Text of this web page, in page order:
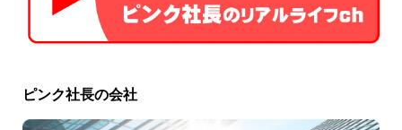
ピンク社長の会社